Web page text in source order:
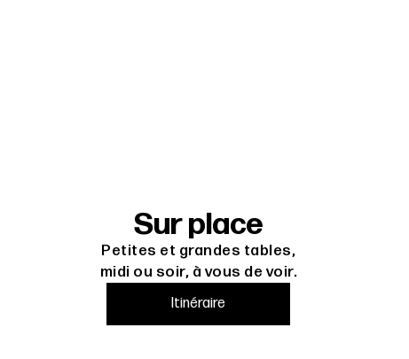
Sur place
Petites et grandes tables,
midi ou soir, à vous de voir.
Itinéraire